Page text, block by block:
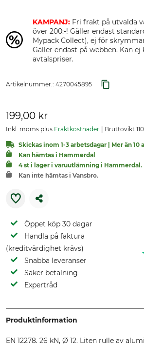
KAMPANJ: Fri frakt på utvalda
över 200:-! Gäller endast
Mypack Collect), ej för
Gäller endast på webben. Kan
avtalspriser.
Artikelnummer.: 4270045895
199,00 kr
Inkl. moms plus Fraktkostnader Bruttovikt
Skickas inom 1-3 arbetsdagar | Mer än 10
Kan hämtas i Hammerdal
4 st i lager i varuutlämning i Hammerdal.
Kan inte hämtas i Vansbro.
Öppet köp 30 dagar
Handla på faktura
(kreditvärdighet krävs)
Snabba leveranser
Säker betalning
Expertråd
Produktinformation
EN 12278. 26 kN, Ø 12. Liten rulle av